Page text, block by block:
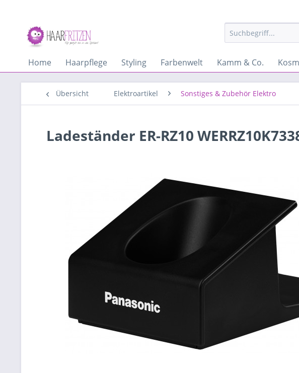
Home Haarpflege Styling Farbenwelt Kamm & Co.
Übersicht Elektroartikel Sonstiges & Zubehör Elektro
Ladeständer ER-RZ10